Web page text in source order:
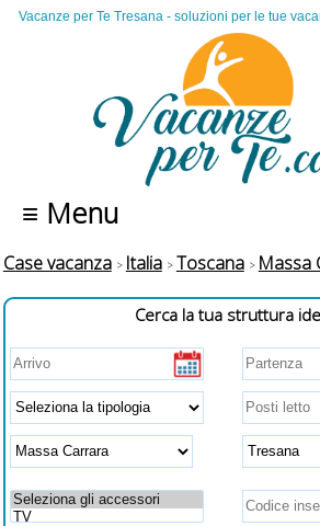
Vacanze per Te Tresana - soluzioni per le tue
≡ Menu
Case vacanza Italia Toscana Massa
Cerca la tua struttura